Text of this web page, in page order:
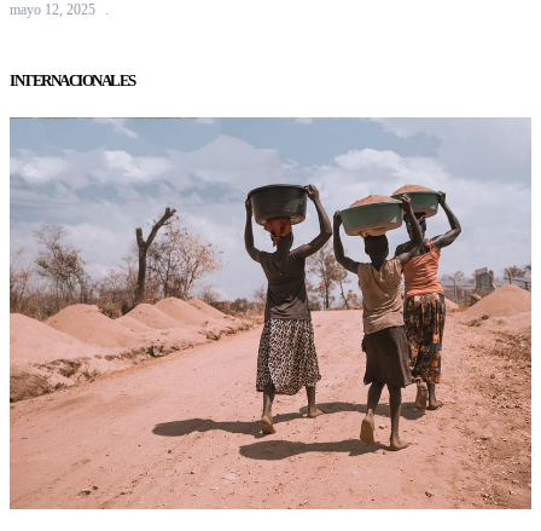
mayo 12, 2025
INTERNACIONALES